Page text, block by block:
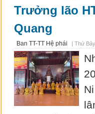
Trưởng lão
Quang
Ban TT-TT Hệ phái | Thứ